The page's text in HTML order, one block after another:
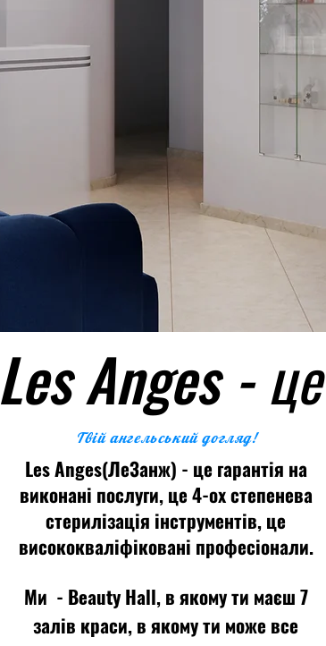
Les Anges - це
Твій ангельський догляд!
Les Anges(ЛеЗанж) - це гарантія на
виконані послуги, це 4-ох степенева
стерилізація інструментів, це
висококваліфіковані професіонали.
Ми - Beauty Hall, в якому ти маєш 7
залів краси, в якому ти може все